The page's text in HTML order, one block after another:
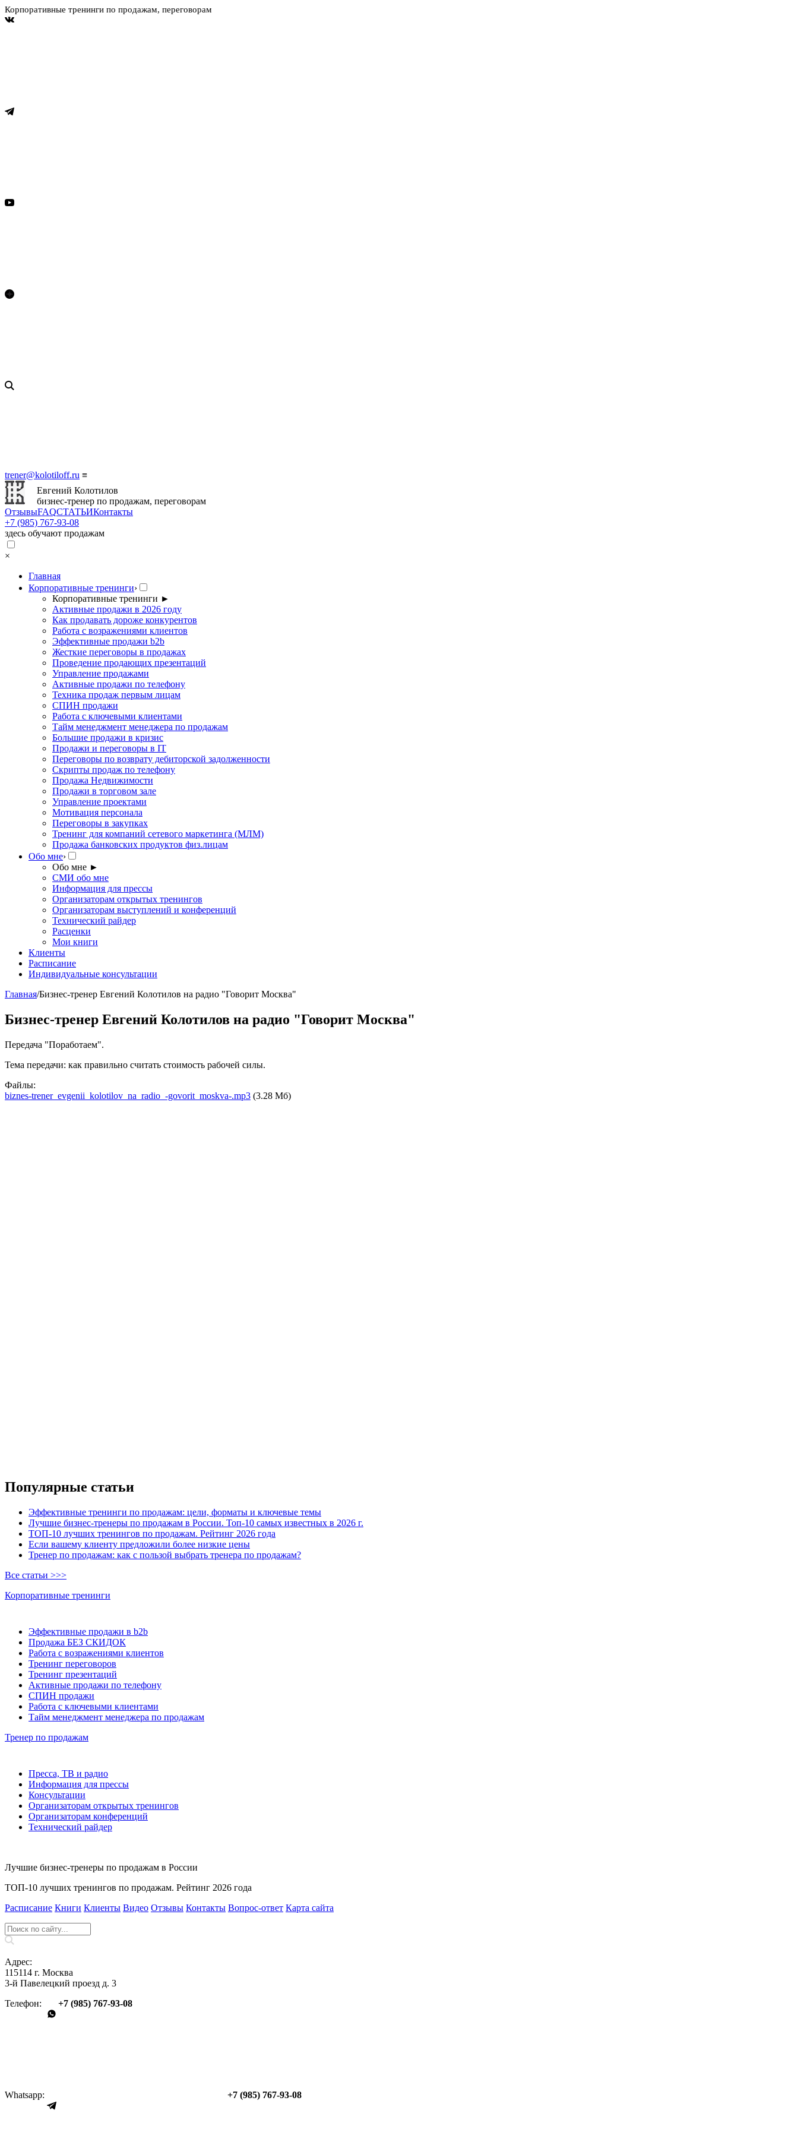
Корпоративные тренинги по продажам, переговорам
trener@kolotiloff.ru ≡
Евгений Колотилов
бизнес-тренер по продажам, переговорам
ОтзывыFAQСТАТЬИКонтакты
+7 (985) 767‑93‑08
здесь обучают продажам
×
Главная
Корпоративные тренинги›
Корпоративные тренинги ►
Активные продажи в 2026 году
Как продавать дороже конкурентов
Работа с возражениями клиентов
Эффективные продажи b2b
Жесткие переговоры в продажах
Проведение продающих презентаций
Управление продажами
Активные продажи по телефону
Техника продаж первым лицам
СПИН продажи
Работа с ключевыми клиентами
Тайм менеджмент менеджера по продажам
Большие продажи в кризис
Продажи и переговоры в IT
Переговоры по возврату дебиторской задолженности
Скрипты продаж по телефону
Продажа Недвижимости
Продажи в торговом зале
Управление проектами
Мотивация персонала
Переговоры в закупках
Тренинг для компаний сетевого маркетинга (МЛМ)
Продажа банковских продуктов физ.лицам
Обо мне›
Обо мне ►
СМИ обо мне
Информация для прессы
Организаторам открытых тренингов
Организаторам выступлений и конференций
Технический райдер
Расценки
Мои книги
Клиенты
Расписание
Индивидуальные консультации
Главная/Бизнес-тренер Евгений Колотилов на радио "Говорит Москва"
Бизнес-тренер Евгений Колотилов на радио "Говорит Москва"
Передача "Поработаем".
Тема передачи: как правильно считать стоимость рабочей силы.
Файлы:
biznes-trener_evgenii_kolotilov_na_radio_-govorit_moskva-.mp3 (3.28 Мб)
Популярные статьи
Эффективные тренинги по продажам: цели, форматы и ключевые темы
Лучшие бизнес-тренеры по продажам в России. Топ-10 самых известных в 2026 г.
ТОП-10 лучших тренингов по продажам. Рейтинг 2026 года
Если вашему клиенту предложили более низкие цены
Тренер по продажам: как с пользой выбрать тренера по продажам?
Все статьи >>>
Корпоративные тренинги
Эффективные продажи в b2b
Продажа БЕЗ СКИДОК
Работа с возражениями клиентов
Тренинг переговоров
Тренинг презентаций
Активные продажи по телефону
СПИН продажи
Работа с ключевыми клиентами
Тайм менеджмент менеджера по продажам
Тренер по продажам
Пресса, ТВ и радио
Информация для прессы
Консультации
Организаторам открытых тренингов
Организаторам конференций
Технический райдер
Лучшие бизнес-тренеры по продажам в России
ТОП-10 лучших тренингов по продажам. Рейтинг 2026 года
Расписание Книги Клиенты Видео Отзывы Контакты Вопрос‑ответ Карта сайта
Адрес:
115114 г. Москва
3-й Павелецкий проезд д. 3
Телефон: +7 (985) 767‑93‑08
Whatsapp: +7 (985) 767‑93‑08